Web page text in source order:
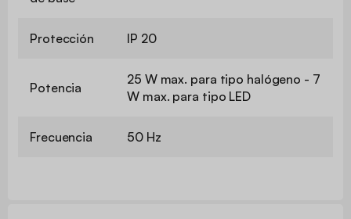
Protección IP 20
Potencia
25 W max. para tipo halógeno - 7
W max. para tipo LED
Frecuencia 50 Hz